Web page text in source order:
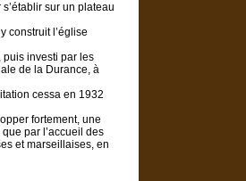
sur un plateau
construit l’église
puis investi par les
de la Durance, à
cessa en 1932
fortement, une
par l’accueil des
et marseillaises, en